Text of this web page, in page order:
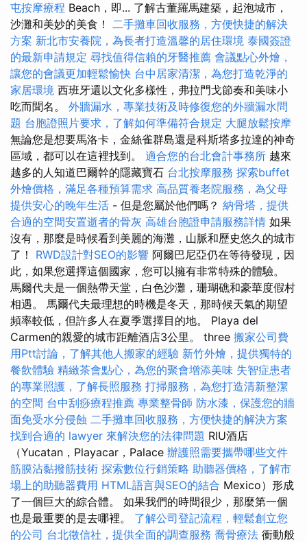
屯按摩療程 Beach，即... 了解古董羅馬建築，起泡城市，
沙灘和美妙的美食！ 二手攤車回收服務，方便快捷的解決
方案 新北市安養院，為長者打造溫馨的居住環境 泰國簽證
的最新申請規定 尋找值得信賴的牙醫推薦 會議點心外燴，
讓您的會議更加輕鬆愉快 台中居家清潔，為您打造乾淨的
家居環境 西班牙還以文化多樣性，弗拉門戈節奏和美味小
吃而聞名。 外牆漏水，專業技術及時修復您的外牆漏水問
題 台胞證照片要求，了解如何準備符合規定 大腿放鬆按摩
無論您是想要馬洛卡，金絲雀群島還是科斯塔多拉達的神奇
區域，都可以在這裡找到。 適合您的台北會計事務所 越來
越多的人知道巴爾幹的隱藏寶石 台北按摩服務 探索buffet
外燴價格，滿足各種預算需求 高品質養老院服務，為父母
提供安心的晚年生活 - 但是您屬於他們嗎？ 納骨塔，提供
合適的空間安置逝者的骨灰 高雄台胞證申請服務詳情 如果
沒有，那麼是時候看到美麗的海灘，山脈和歷史悠久的城市
了！ RWD設計對SEO的影響 阿爾巴尼亞仍在等待發現，因
此，如果您選擇這個國家，您可以擁有非常特殊的體驗。
馬爾代夫是一個熱帶天堂，白色沙灘，珊瑚礁和豪華度假村
相遇。 馬爾代夫最理想的時機是冬天，那時候天氣的期望
頻率較低，但許多人在夏季選擇目的地。 Playa del
Carmen的親愛的城市距離酒店3公里。 three 搬家公司費
用Ptt討論，了解其他人搬家的經驗 新竹外燴，提供獨特的
餐飲體驗 精緻茶會點心，為您的聚會增添美味 失智症患者
的專業照護，了解長照服務 打掃服務，為您打造清新整潔
的空間 台中刮痧療程推薦 專業整骨師 防水漆，保護您的牆
面免受水分侵蝕 二手攤車回收服務，方便快捷的解決方案
找到合適的 lawyer 來解決您的法律問題 RIU酒店
（Yucatan，Playacar，Palace 辦護照需要攜帶哪些文件
筋膜沾黏撥筋技術 探索數位行銷策略 助聽器價格，了解市
場上的助聽器費用 HTML語言與SEO的結合 Mexico）形成
了一個巨大的綜合體。 如果我們的時間很少，那麼第一個
也是最重要的是去哪裡。 了解公司登記流程，輕鬆創立您
的公司 台北徵信社，提供全面的調查服務 喬骨療法 衝動般